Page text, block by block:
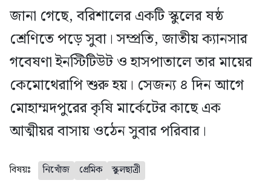
জানা গেছে, বরিশালের একটি স্কুলের ষষ্ঠ
শ্রেণিতে পড়ে সুবা। সম্প্রতি, জাতীয় ক্যানসার
গবেষণা ইনস্টিটিউট ও হাসপাতালে তার মায়ের
কেমোথেরাপি শুরু হয়। সেজন্য ৪ দিন আগে
মোহাম্মদপুরের কৃষি মার্কেটের কাছে এক
আত্মীয়র বাসায় ওঠেন সুবার পরিবার।
বিষয়ঃ নিখোঁজ প্রেমিক স্কুলছাত্রী